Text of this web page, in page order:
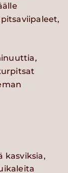
kasviksia,